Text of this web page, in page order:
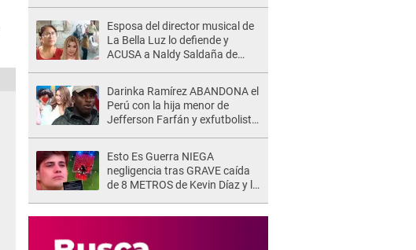
Esposa del director musical de
La Bella Luz lo defiende y
ACUSA a Naldy Saldaña de
Darinka Ramírez ABANDONA el
Perú con la hija menor de
Jefferson Farfán y exfutbolista
Esto Es Guerra NIEGA
negligencia tras GRAVE caída
de 8 METROS de Kevin Díaz y lo